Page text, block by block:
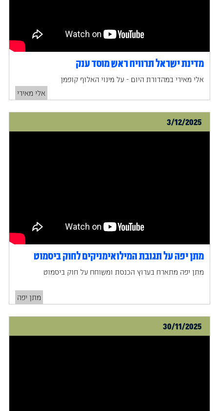
מדינת ישראל תרוויח ראש מוסד ענק
‍אלי מאירי במהדורת היום - על מינוי האלוף קופמן
אלי מאירי
3/12/2025
מתן יפה על תגובת המילואימניקים לחוק ביסמוט
‍מתן יפה מתארח בערוץ הכנסת ומשוחח על חוק ביסמוט
מתן יפה
30/11/2025